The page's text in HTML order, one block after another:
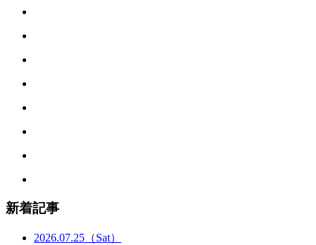
新着記事
2026.07.25 （Sat）